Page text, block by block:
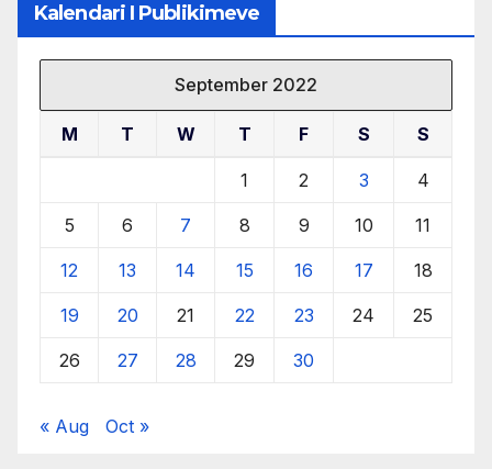
Kalendari I Publikimeve
September 2022
M T W T F S S
1 2 3 4
5 6 7 8 9 10 11
12 13 14 15 16 17 18
19 20 21 22 23 24 25
26 27 28 29 30
« Aug Oct »